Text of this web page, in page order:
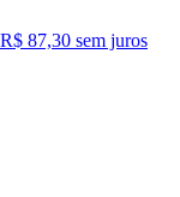
R$ 87,30 sem juros